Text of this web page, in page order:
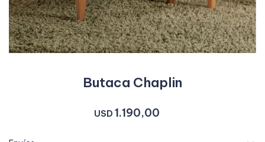
Butaca Chaplin
USD 1.190,00